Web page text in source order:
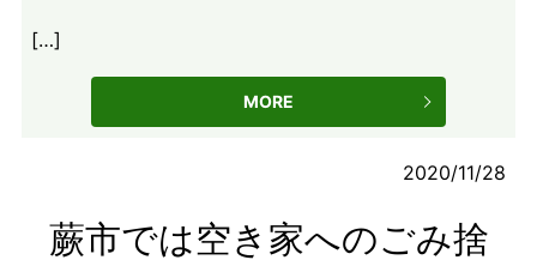
[…]
MORE
2020/11/28
蕨市では空き家へのごみ捨